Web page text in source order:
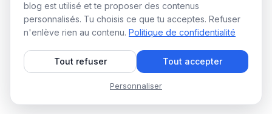
WAALAXY
Plan Team Waalaxy
blog est utilisé et te proposer des contenus
personnalisés. Tu choisis ce que tu acceptes. Refuser
n'enlève rien au contenu. Politique de confidentialité
Tout refuser Tout accepter
Personnaliser